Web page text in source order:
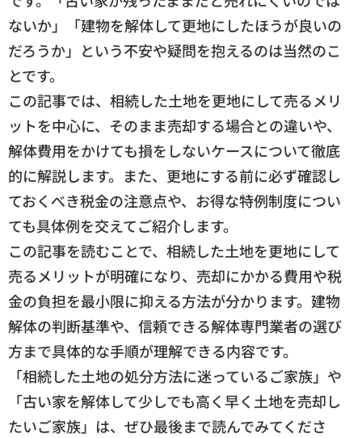
ないか」「建物を解体して更地にしたほうが良いの
だろうか」という不安や疑問を抱えるのは当然のこ
とです。
この記事では、相続した土地を更地にして売るメリ
ットを中心に、そのまま売却する場合との違いや、
解体費用をかけても損をしないケースについて徹底
的に解説します。また、更地にする前に必ず確認し
ておくべき税金の注意点や、お得な特例制度につい
ても具体例を交えてご紹介します。
この記事を読むことで、相続した土地を更地にして
売るメリットが明確になり、売却にかかる費用や税
金の負担を最小限に抑える方法が分かります。建物
解体の判断基準や、信頼できる解体専門業者の選び
方まで具体的な手順が理解できる内容です。
「相続した土地の処分方法に迷っているご家族」や
「古い家を解体して少しでも高く早く土地を売却し
たいご家族」は、ぜひ最後まで読んでみてくださ